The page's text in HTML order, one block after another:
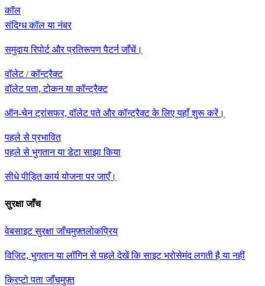
कॉल
संदिग्ध कॉल या नंबर
समुदाय रिपोर्ट और प्रतिरूपण पैटर्न जाँचें।
वॉलेट / कॉन्ट्रैक्ट
वॉलेट पता, टोकन या कॉन्ट्रैक्ट
ऑन-चेन ट्रांसफर, वॉलेट पते और कॉन्ट्रैक्ट के लिए यहाँ शुरू करें।
पहले से प्रभावित
पहले से भुगतान या डेटा साझा किया
सीधे पीड़ित कार्य योजना पर जाएँ।
सुरक्षा जाँच
वेबसाइट सुरक्षा जाँचमुफ़्तलोकप्रिय
विज़िट, भुगतान या लॉगिन से पहले देखें कि साइट भरोसेमंद लगती है या नहीं
क्रिप्टो पता जाँचमुफ़्त